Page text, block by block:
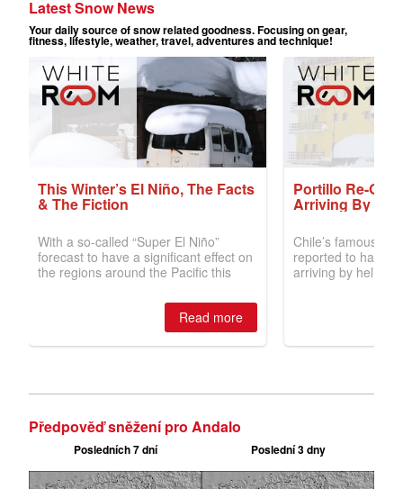
Předpověď sněžení pro Andalo
Posledních 7 dní Poslední 3 dny